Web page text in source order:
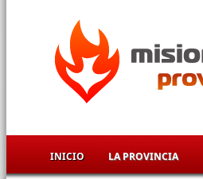
INICIO LA PROVINCIA